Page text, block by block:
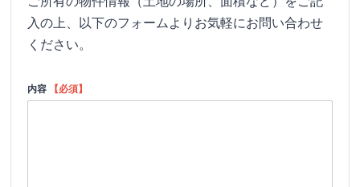
入の上、以下のフォームよりお気軽にお問い合わせ
ください。
内容